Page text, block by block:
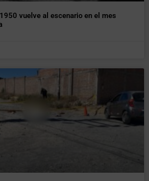
vuelve al escenario en el mes